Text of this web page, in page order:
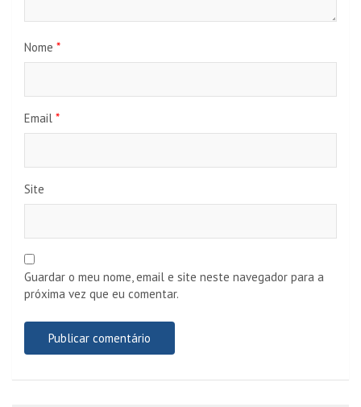
Nome *
Email *
Site
Guardar o meu nome, email e site neste navegador para a
próxima vez que eu comentar.